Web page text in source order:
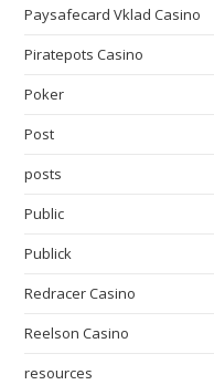
Paysafecard Vklad Casino
Piratepots Casino
Poker
Post
posts
Public
Publick
Redracer Casino
Reelson Casino
resources